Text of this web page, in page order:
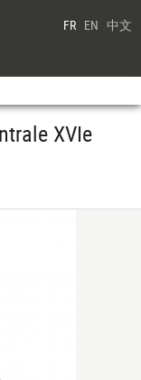
FR EN 中文
XVIe